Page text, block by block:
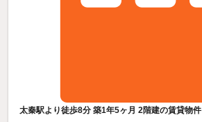
太秦駅より徒歩8分 築1年5ヶ月 2階建の賃貸物件